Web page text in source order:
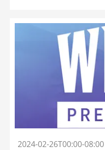
2024-02-26T00:00-08:00